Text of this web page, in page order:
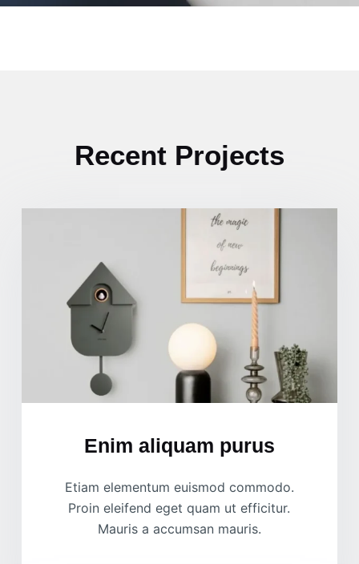
Recent Projects
Enim aliquam purus
Etiam elementum euismod commodo.
Proin eleifend eget quam ut efficitur.
Mauris a accumsan mauris.